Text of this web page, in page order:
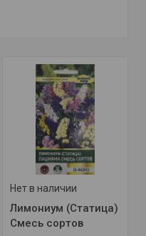
Нет в наличии
Лимониум (Статица)
Смесь сортов